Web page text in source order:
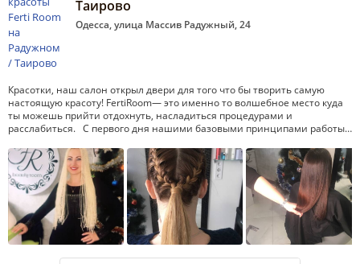
Таирово
Одесса, улица Массив Радужный, 24
Красотки, наш салон открыл двери для того что бы творить самую
настоящую красоту! FertiRoom— это именно то волшебное место куда
ты можешь прийти отдохнуть, насладиться процедурами и
расслабиться. С первого дня нашими базовыми принципами работы…